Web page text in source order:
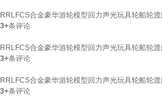
RRLFCS合金豪华游轮模型回力声光玩具轮船轮
3+条评论
RRLFCS合金豪华游轮模型回力声光玩具轮船轮
3+条评论
RRLFCS合金豪华游轮模型回力声光玩具轮船轮
3+条评论